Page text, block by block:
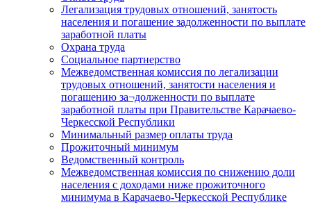
Легализация трудовых отношений, занятость
населения и погашение задолженности по выплате
заработной платы
Охрана труда
Социальное партнерство
Межведомственная комиссия по легализации
трудовых отношений, занятости населения и
погашению за¬долженности по выплате
заработной платы при Правительстве Карачаево-
Черкесской Республики
Минимальный размер оплаты труда
Прожиточный минимум
Ведомственный контроль
Межведомственная комиссия по снижению доли
населения с доходами ниже прожиточного
минимума в Карачаево-Черкесской Республике